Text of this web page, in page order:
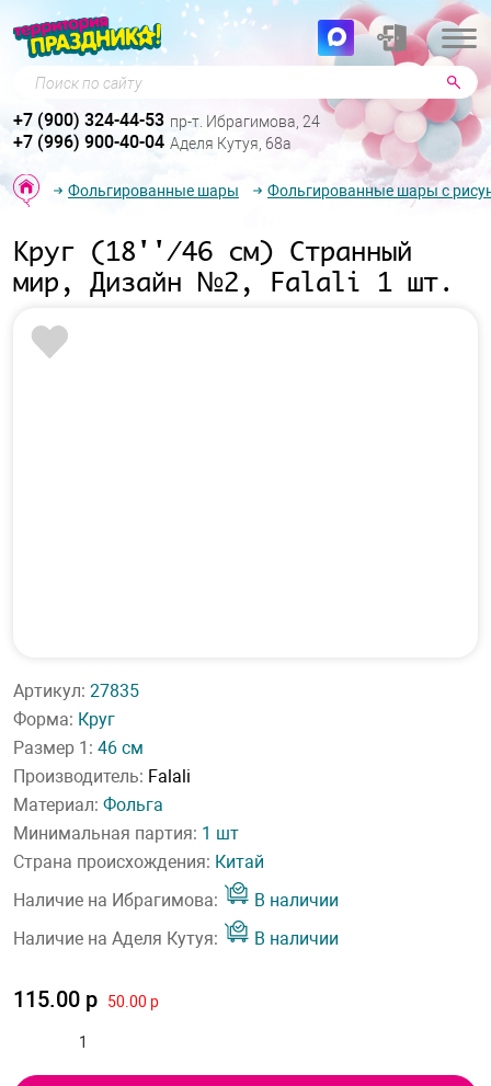
Поиск по сайту
+7 (900) 324-44-53 пр-т. Ибрагимова, 24
+7 (996) 900-40-04 Аделя Кутуя, 68а
Фольгированные шары Фольгированные шары с
Круг (18''/46 см) Странный
мир, Дизайн №2, Falali 1 шт.
Артикул: 27835
Форма: Круг
Размер 1: 46 см
Производитель: Falali
Материал: Фольга
Минимальная партия: 1 шт
Страна происхождения: Китай
Наличие на Ибрагимова:
В наличии
Наличие на Аделя Кутуя:
В наличии
115.00 р 50.00 р